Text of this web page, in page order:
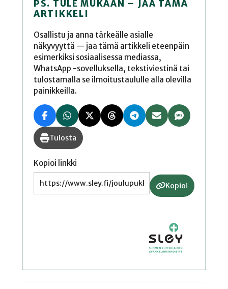
PS. TULE MUKAAN – JAA TÄMÄ
ARTIKKELI
Osallistu ja anna tärkeälle asialle
näkyvyyttä — jaa tämä artikkeli eteenpäin
esimerkiksi sosiaalisessa mediassa,
WhatsApp -sovelluksella, tekstiviestinä tai
tulostamalla se ilmoitustaululle alla olevilla
painikkeilla.
Tulosta
Kopioi linkki
Kopioi